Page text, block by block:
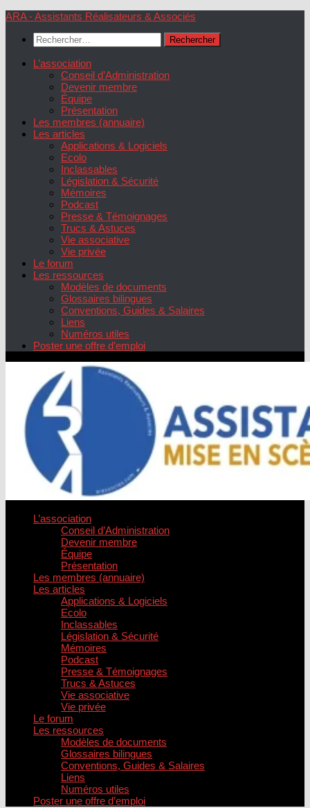
Skip
content
ARA - Assistants Réalisateurs & Associés
Rechercher :
L’association
Conseil d’Administration
Devenir membre
Équipe
Présentation
Les membres (annuaire)
Les articles
Applications & Logiciels
Ecolo
Inclassables
Législation & Sécurité
Mémoires
Podcast
Presse & Témoignages
Trucs & Astuces
Vie associative
Vie privée
Le forum
Les ressources
Modèles de documents
Glossaires bilingues
Conventions, Guides & Salaires
Liens
Numéros utiles
Poster une offre d’emploi
L’association
Conseil d’Administration
Devenir membre
Équipe
Présentation
Les membres (annuaire)
Les articles
Applications & Logiciels
Ecolo
Inclassables
Législation & Sécurité
Mémoires
Podcast
Presse & Témoignages
Trucs & Astuces
Vie associative
Vie privée
Le forum
Les ressources
Modèles de documents
Glossaires bilingues
Conventions, Guides & Salaires
Liens
Numéros utiles
Poster une offre d’emploi